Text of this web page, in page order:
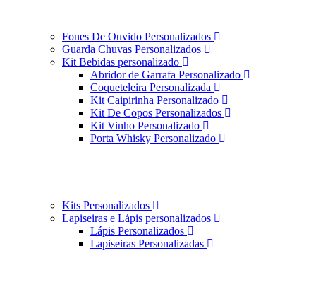
Fones De Ouvido Personalizados
Guarda Chuvas Personalizados
Kit Bebidas personalizado
Abridor de Garrafa Personalizado
Coqueteleira Personalizada
Kit Caipirinha Personalizado
Kit De Copos Personalizados
Kit Vinho Personalizado
Porta Whisky Personalizado
Kits Personalizados
Lapiseiras e Lápis personalizados
Lápis Personalizados
Lapiseiras Personalizadas